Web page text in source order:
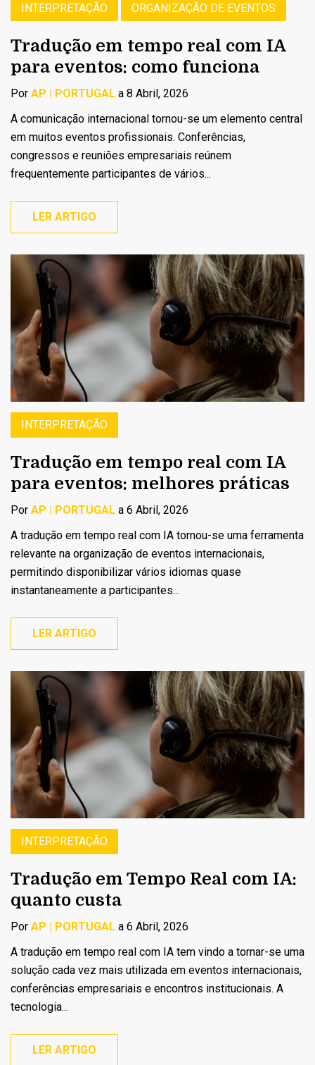
INTERPRETAÇÃO ORGANIZAÇÃO DE EVENTOS
Tradução em tempo real com IA
para eventos: como funciona
Por AP | PORTUGAL a 8 Abril, 2026
A comunicação internacional tornou-se um elemento central
em muitos eventos profissionais. Conferências,
congressos e reuniões empresariais reúnem
frequentemente participantes de vários...
LER ARTIGO
INTERPRETAÇÃO
Tradução em tempo real com IA
para eventos: melhores práticas
Por AP | PORTUGAL a 6 Abril, 2026
A tradução em tempo real com IA tornou-se uma ferramenta
relevante na organização de eventos internacionais,
permitindo disponibilizar vários idiomas quase
instantaneamente a participantes...
LER ARTIGO
INTERPRETAÇÃO
Tradução em Tempo Real com IA:
quanto custa
Por AP | PORTUGAL a 6 Abril, 2026
A tradução em tempo real com IA tem vindo a tornar-se uma
solução cada vez mais utilizada em eventos internacionais,
conferências empresariais e encontros institucionais. A
tecnologia...
LER ARTIGO